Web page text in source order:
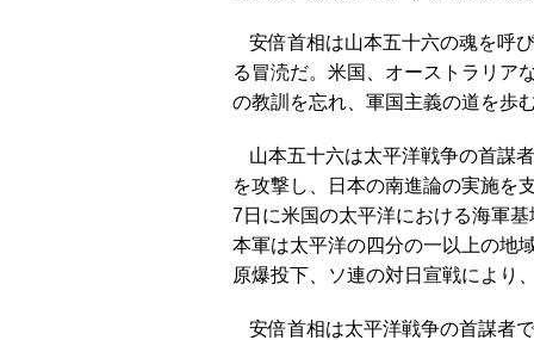
安倍首相は山本五十六の魂を呼
る冒涜だ。米国、オーストラリア
の教訓を忘れ、軍国主義の道を歩
山本五十六は太平洋戦争の首謀
を攻撃し、日本の南進論の実施を
7日に米国の太平洋における海軍
本軍は太平洋の四分の一以上の地
原爆投下、ソ連の対日宣戦により
安倍首相は太平洋戦争の首謀者